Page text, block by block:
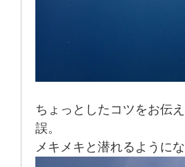
ちょっとしたコツをお伝
誤。
メキメキと潜れるように